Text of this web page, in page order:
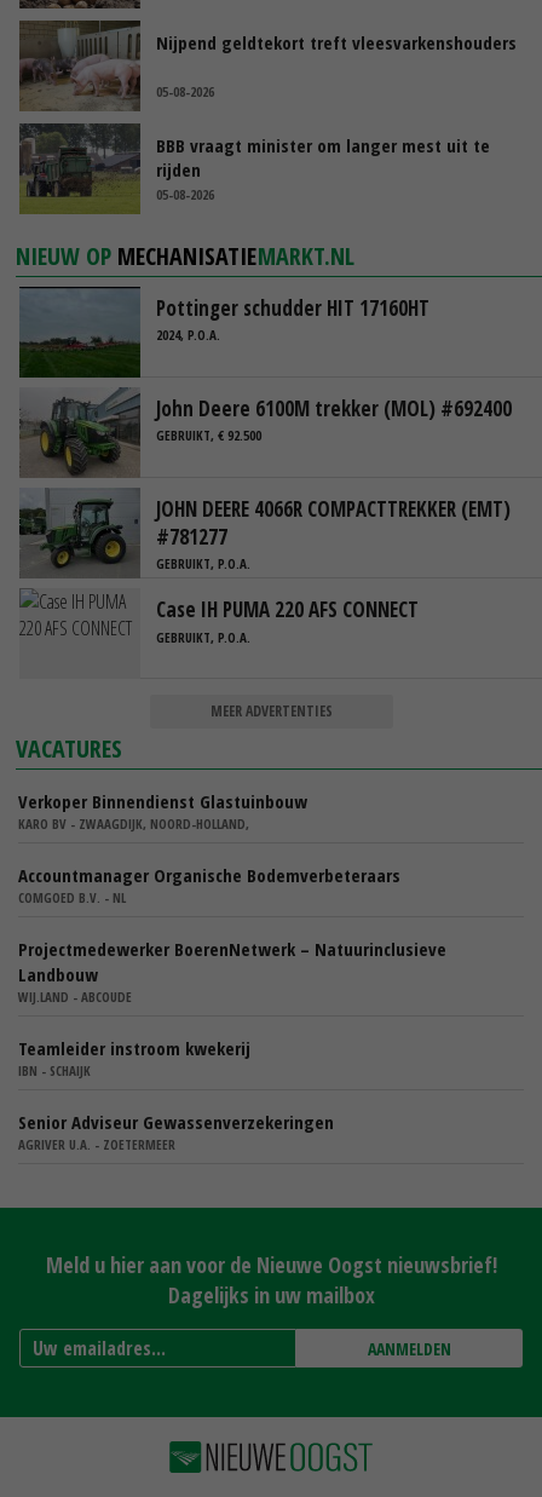
Nijpend geldtekort treft vleesvarkenshouders
05-08-2026
BBB vraagt minister om langer mest uit te
rijden
05-08-2026
NIEUW OP MECHANISATIEMARKT.NL
Pottinger schudder HIT 17160HT
2024, P.O.A.
John Deere 6100M trekker (MOL) #692400
GEBRUIKT, € 92.500
JOHN DEERE 4066R COMPACTTREKKER (EMT)
#781277
GEBRUIKT, P.O.A.
Case IH PUMA 220 AFS CONNECT
GEBRUIKT, P.O.A.
MEER ADVERTENTIES
VACATURES
Verkoper Binnendienst Glastuinbouw
KARO BV - ZWAAGDIJK, NOORD-HOLLAND,
Accountmanager Organische Bodemverbeteraars
COMGOED B.V. - NL
Projectmedewerker BoerenNetwerk – Natuurinclusieve
Landbouw
WIJ.LAND - ABCOUDE
Teamleider instroom kwekerij
IBN - SCHAIJK
Senior Adviseur Gewassenverzekeringen
AGRIVER U.A. - ZOETERMEER
Meld u hier aan voor de Nieuwe Oogst nieuwsbrief!
Dagelijks in uw mailbox
AANMELDEN